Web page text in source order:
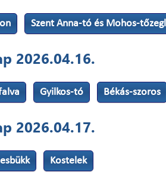
Szent Anna-tó és Mohos-
2026.04.16.
Gyilkos-tó Békás-szoros
2026.04.17.
Kostelek